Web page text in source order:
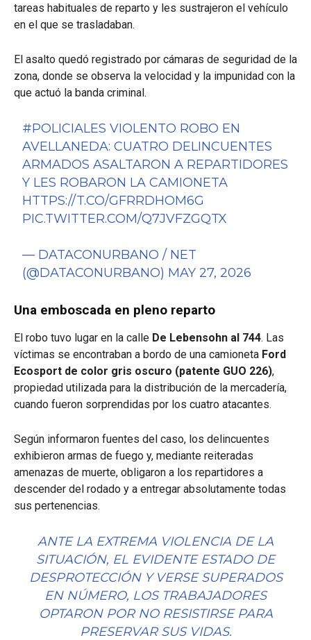
tareas habituales de reparto y les sustrajeron el vehículo
en el que se trasladaban.
El asalto quedó registrado por cámaras de seguridad de la
zona, donde se observa la velocidad y la impunidad con la
que actuó la banda criminal.
#POLICIALES VIOLENTO ROBO EN
AVELLANEDA: CUATRO DELINCUENTES
ARMADOS ASALTARON A REPARTIDORES
Y LES ROBARON LA CAMIONETA
HTTPS://T.CO/GFRRDHOM6G
PIC.TWITTER.COM/Q7JVFZGQTX
— DATACONURBANO / NET
(@DATACONURBANO) MAY 27, 2026
Una emboscada en pleno reparto
El robo tuvo lugar en la calle De Lebensohn al 744. Las
víctimas se encontraban a bordo de una camioneta Ford
Ecosport de color gris oscuro (patente GUO 226),
propiedad utilizada para la distribución de la mercadería,
cuando fueron sorprendidas por los cuatro atacantes.
Según informaron fuentes del caso, los delincuentes
exhibieron armas de fuego y, mediante reiteradas
amenazas de muerte, obligaron a los repartidores a
descender del rodado y a entregar absolutamente todas
sus pertenencias.
ANTE LA EXTREMA VIOLENCIA DE LA
SITUACIÓN, EL EVIDENTE ESTADO DE
DESPROTECCIÓN Y VERSE SUPERADOS
EN NÚMERO, LOS TRABAJADORES
OPTARON POR NO RESISTIRSE PARA
PRESERVAR SUS VIDAS.